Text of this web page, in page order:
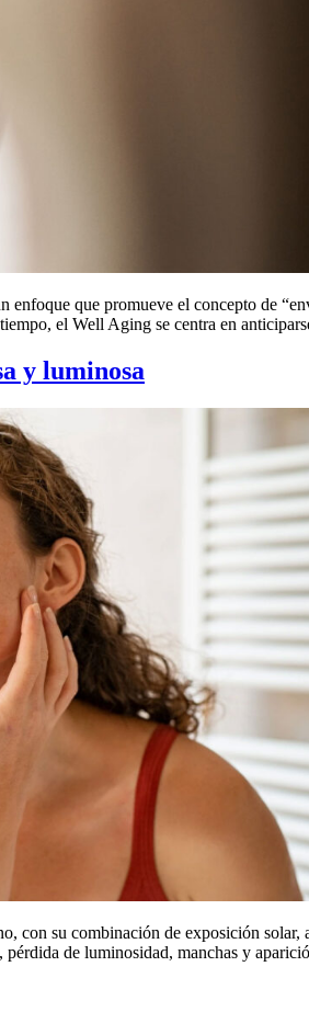
que promueve el concepto de
el Well Aging se centra en
y luminosa
con su combinación de exposición
pérdida de luminosidad, manchas y